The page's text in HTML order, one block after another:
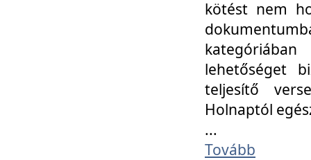
kötést nem
lehetőséget
teljesítő
Holnaptól
...
Tovább